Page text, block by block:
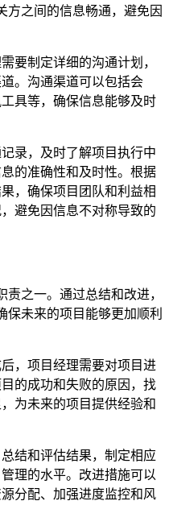
方之间的信息畅通，避免因
要制定详细的沟通计划，
。沟通渠道可以包括会
具等，确保信息能够及时
录，及时了解项目执行中
的准确性和及时性。根据
，确保项目团队和利益相
避免因信息不对称导致的
之一。通过总结和改进，
保未来的项目能够更加顺利
，项目经理需要对项目进
的成功和失败的原因，找
为未来的项目提供经验和
结和评估结果，制定相应
理的水平。改进措施可以
分配、加强进度监控和风